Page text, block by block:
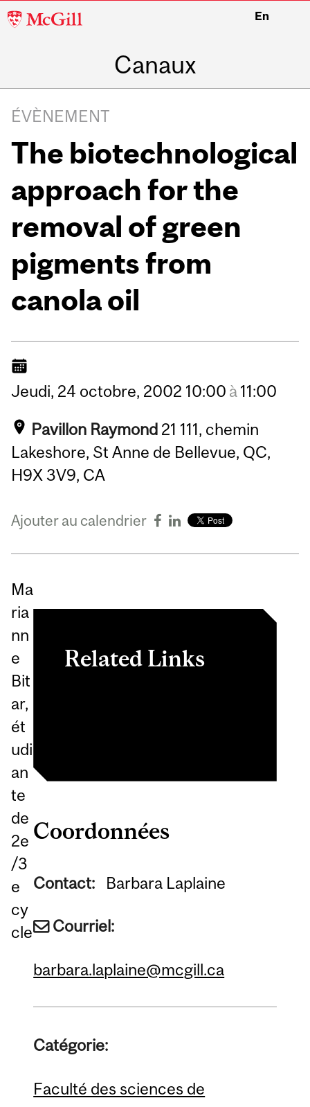
McGill
En
Canaux
ÉVÈNEMENT
The biotechnological
approach for the
removal of green
pigments from
canola oil
Jeudi, 24 octobre, 2002 10:00 à11:00
Pavillon Raymond 21 111, chemin
Lakeshore, St Anne de Bellevue, QC,
H9X 3V9, CA
Ajouter au calendrier
Ma
ria
nn
e
Bit
ar,
ét
udi
an
te
de
2e
/3
e
cy
cle
Related Links
Coordonnées
Contact: Barbara Laplaine
Courriel:
barbara.laplaine@mcgill.ca
Catégorie:
Faculté des sciences de